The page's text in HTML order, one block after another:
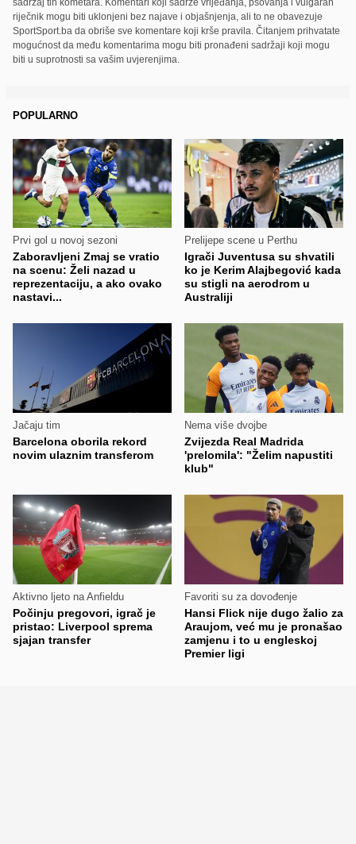
riječnik mogu biti uklonjeni bez najave i objašnjenja, ali to ne obavezuje
SportSport.ba da obriše sve komentare koji krše pravila. Čitanjem prihvatate
mogućnost da među komentarima mogu biti pronađeni sadržaji koji mogu
biti u suprotnosti sa vašim uvjerenjima.
POPULARNO
Prvi gol u novoj sezoni
Zaboravljeni Zmaj se vratio
na scenu: Želi nazad u
reprezentaciju, a ako ovako
nastavi...
Prelijepe scene u Perthu
Igrači Juventusa su shvatili
ko je Kerim Alajbegović kada
su stigli na aerodrom u
Australiji
Jačaju tim
Barcelona oborila rekord
novim ulaznim transferom
Nema više dvojbe
Zvijezda Real Madrida
'prelomila': "Želim napustiti
klub"
Aktivno ljeto na Anfieldu
Počinju pregovori, igrač je
pristao: Liverpool sprema
sjajan transfer
Favoriti su za dovođenje
Hansi Flick nije dugo žalio za
Araujom, već mu je pronašao
zamjenu i to u engleskoj
Premier ligi